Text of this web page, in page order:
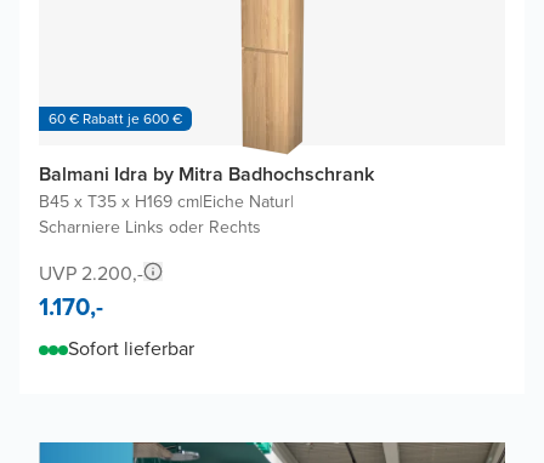
60 € Rabatt je 600 €
Balmani Idra by Mitra Badhochschrank
B45 x T35 x H169 cm|Eiche Natur|
Scharniere Links oder Rechts
UVP 2.200,-
1.170,-
Sofort lieferbar